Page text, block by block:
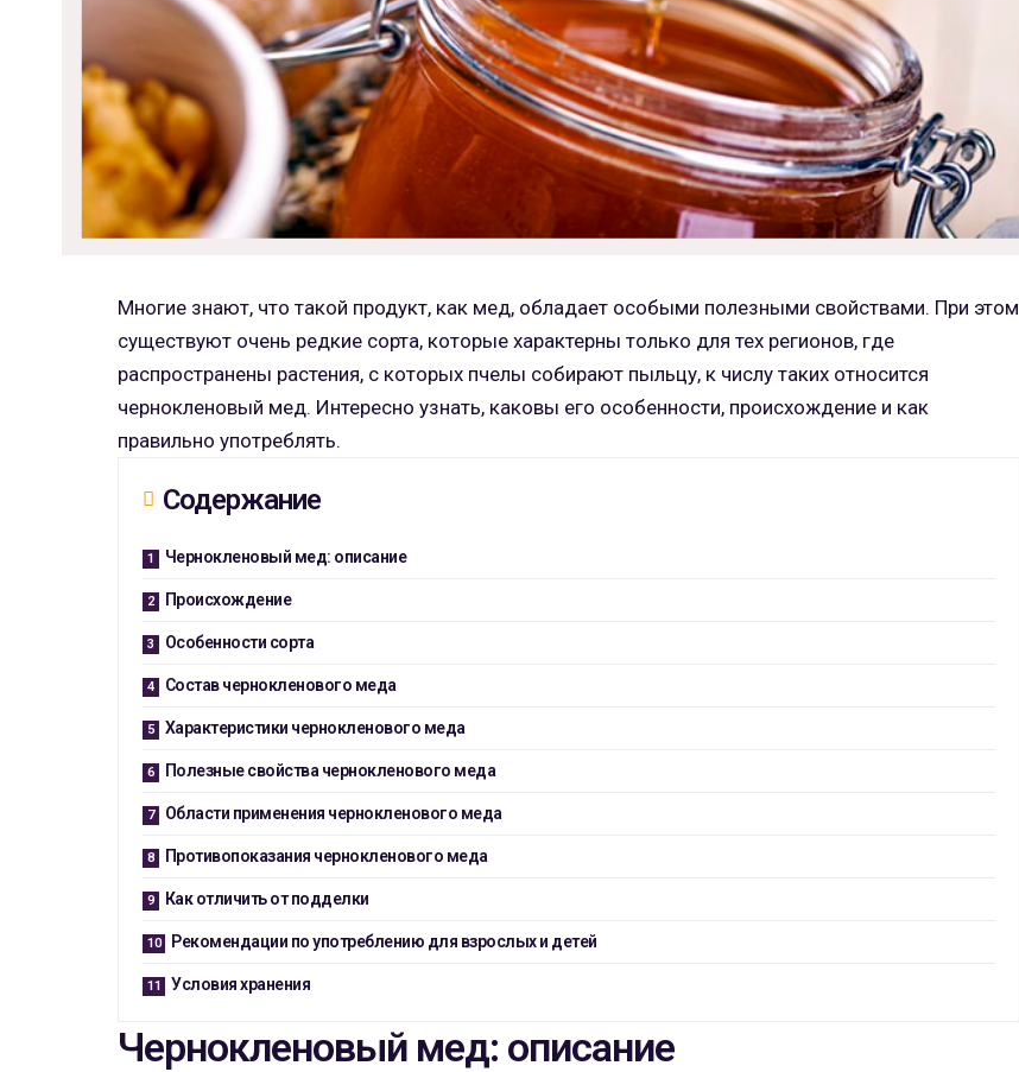
Многие знают, что такой продукт, как мед, обладает особыми полезными свойствами. При этом
существуют очень редкие сорта, которые характерны только для тех регионов, где
распространены растения, с которых пчелы собирают пыльцу, к числу таких относится
чернокленовый мед. Интересно узнать, каковы его особенности, происхождение и как
правильно употреблять.
Содержание
Чернокленовый мед: описание
Происхождение
Особенности сорта
Состав чернокленового меда
Характеристики чернокленового меда
Полезные свойства чернокленового меда
Области применения чернокленового меда
Противопоказания чернокленового меда
Как отличить от подделки
Рекомендации по употреблению для взрослых и детей
Условия хранения
Чернокленовый мед: описание